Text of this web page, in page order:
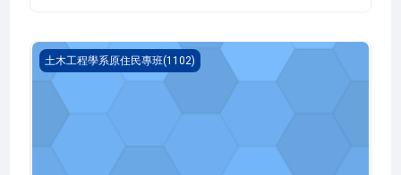
測量平差法實例解析(1102_B2CI020006A)
土木工程學系原住民專班(1102)